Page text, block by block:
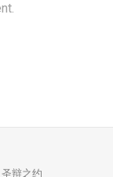
圣辩之约